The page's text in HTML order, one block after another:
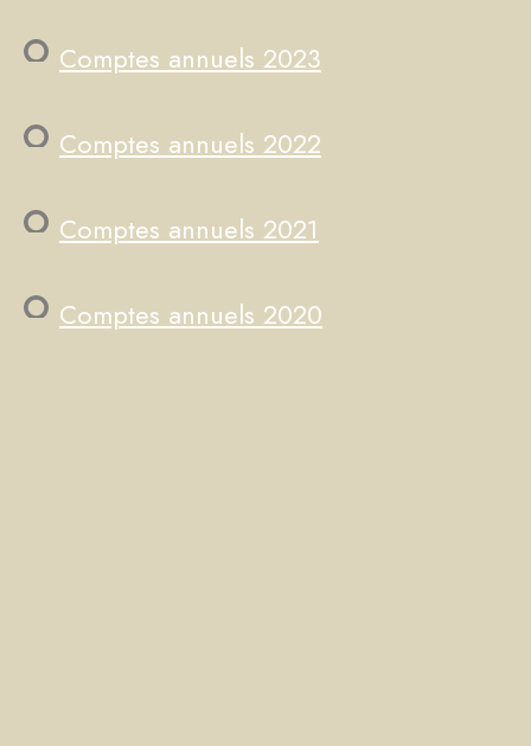
Comptes annuels 2023
Comptes annuels 2022
Comptes annuels 2021
Comptes annuels 2020